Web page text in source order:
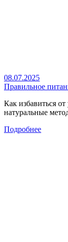
08.07.2025
Правильное
Как избавиться
натуральные
Подробнее